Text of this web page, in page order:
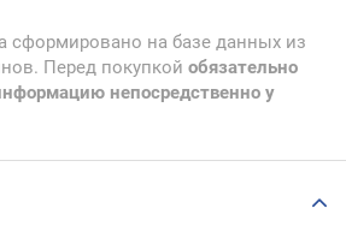
сформировано на базе данных из
Перед покупкой обязательно
непосредственно у